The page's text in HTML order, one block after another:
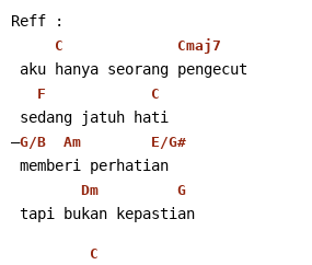
Reff :
C Cmaj7
aku hanya seorang pengecut
F C
sedang jatuh hati
–G/B Am E/G#
memberi perhatian
Dm G
tapi bukan kepastian
C